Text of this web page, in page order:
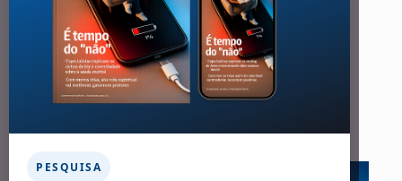
PESQUISA
15/09/2025
Facebook Twitter
Messenger